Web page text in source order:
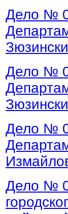
Дело №
Дело №
Дело №
Дело №